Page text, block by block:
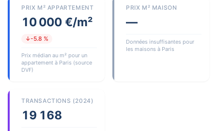
PRIX M² APPARTEMENT
10 000 €/m²
↓-5.8 %
Prix médian au m² pour un
appartement à Paris (source
DVF)
PRIX M² MAISON
—
Données insuffisantes pour
les maisons à Paris
TRANSACTIONS (2024)
19 168